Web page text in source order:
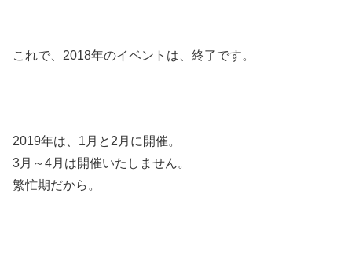
これで、2018年のイベントは、終了です。
2019年は、1月と2月に開催。
3月～4月は開催いたしません。
繁忙期だから。